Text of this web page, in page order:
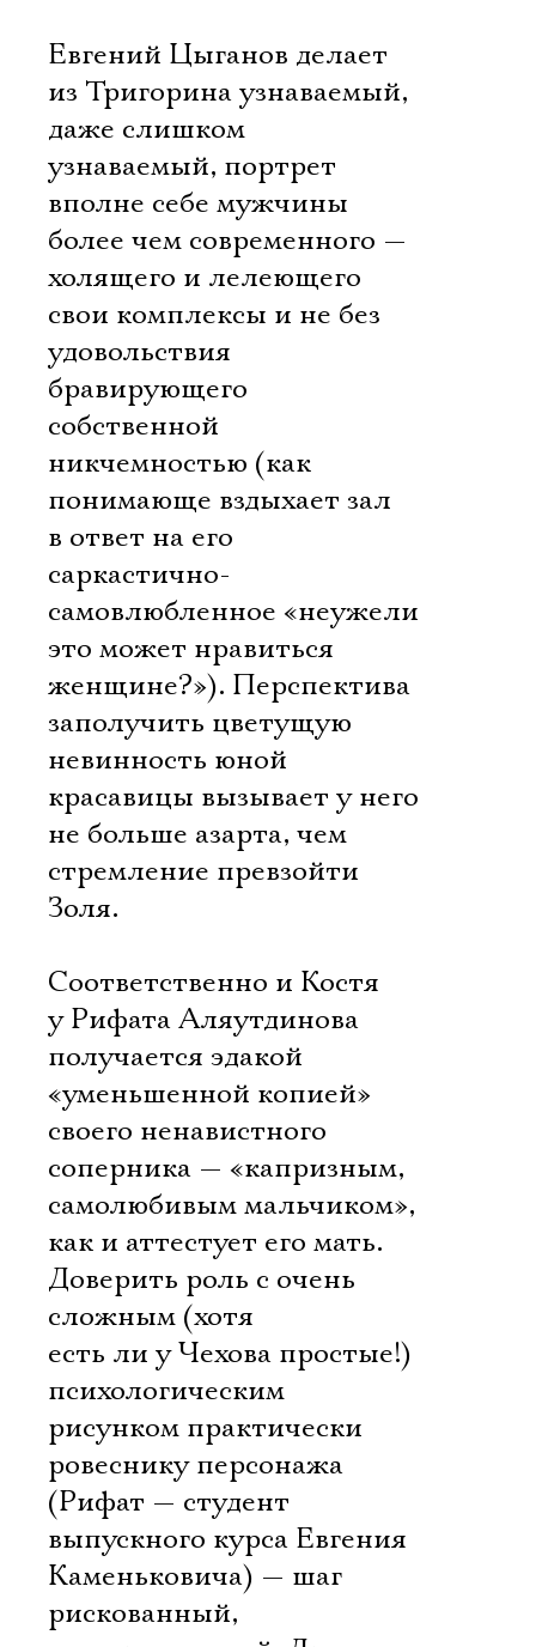
Евгений Цыганов делает
из Тригорина узнаваемый,
даже слишком
узнаваемый, портрет
вполне себе мужчины
более чем современного —
холящего и лелеющего
свои комплексы и не без
удовольствия
бравирующего
собственной
никчемностью (как
понимающе вздыхает зал
в ответ на его
саркастично-
самовлюбленное «неужели
это может нравиться
женщине?»). Перспектива
заполучить цветущую
невинность юной
красавицы вызывает у него
не больше азарта, чем
стремление превзойти
Золя.
Соответственно и Костя
у Рифата Аляутдинова
получается эдакой
«уменьшенной копией»
своего ненавистного
соперника — «капризным,
самолюбивым мальчиком»,
как и аттестует его мать.
Доверить роль с очень
сложным (хотя
есть ли у Чехова простые!)
психологическим
рисунком практически
ровеснику персонажа
(Рифат — студент
выпускного курса Евгения
Каменьковича) — шаг
рискованный,
Электропочта
Имя
Ознакомиться